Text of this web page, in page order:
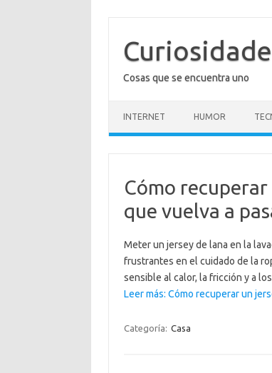
contenido
Cosas que se encuentra uno
INTERNET HUMOR
Cómo
que vuelva a
Meter un jersey de lana en la
frustrantes en el cuidado de la
sensible al calor, la fricción y a
Leer más: Cómo recuperar un
Categoría: Casa